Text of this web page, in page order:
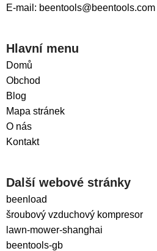
E-mail: beentools@beentools.com
Hlavní menu
Domů
Obchod
Blog
Mapa stránek
O nás
Kontakt
Další webové stránky
beenload
šroubový vzduchový kompresor
lawn-mower-shanghai
beentools-gb